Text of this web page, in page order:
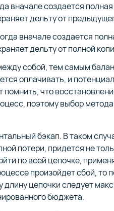
вначале создается
дельту от
вначале создается
дельту от полной
собой, тем самым
оплачивать, и
что
поэтому выбор
бэкап. В таком
потери, придется не
по всей цепочке,
произойдет сбой, то
длину цепочки следует
бюджета.